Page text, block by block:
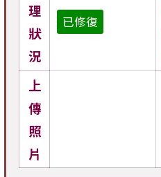
理
狀
況
已修復
上
傳
照
片